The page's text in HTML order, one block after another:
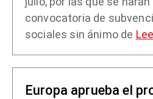
convocatoria de
sociales sin ánimo de
Europa aprueba el